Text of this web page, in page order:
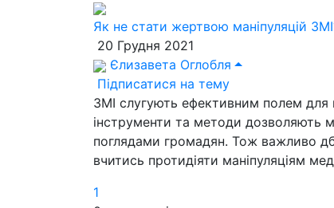
Як не стати жертвою маніпуляцій
20 Грудня 2021
Єлизавета Оглобля
Підписатися на тему
ЗМІ слугують ефективним полем для
інструменти та методи дозволяють
поглядами громадян. Тож важливо
вчитись протидіяти маніпуляціям
1